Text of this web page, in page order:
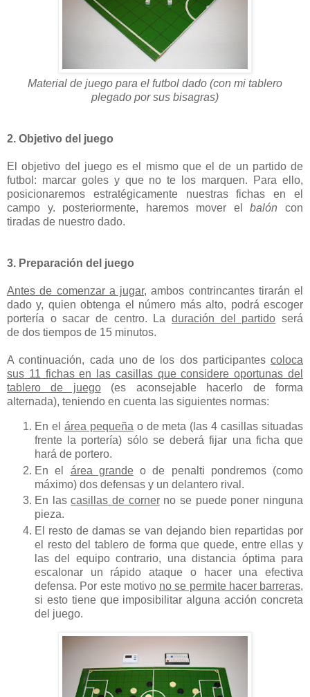
Material de juego para el futbol dado (con mi tablero
plegado por sus bisagras)
2. Objetivo del juego
El objetivo del juego es el mismo que el de un partido de
futbol: marcar goles y que no te los marquen. Para ello,
posicionaremos estratégicamente nuestras fichas en el
campo y. posteriormente, haremos mover elbalón con
tiradas de nuestro dado.
3. Preparación del juego
Antes de comenzar a jugar, ambos contrincantes tirarán el
dado y, quien obtenga el número más alto, podrá escoger
portería o sacar de centro. La duración del partido será
de dos tiempos de 15 minutos.
A continuación, cada uno de los dos participantes coloca
sus 11 fichas en las casillas que considere oportunas del
tablero de juego(es aconsejable hacerlo de forma
alternada), teniendo en cuenta las siguientes normas:
En el área pequeña o de meta (las 4 casillas situadas
frente la portería) sólo se deberá fijar una ficha que
hará de portero.
En el área grandeo de penalti pondremos (como
máximo) dos defensas y un delantero rival.
En lascasillas de cornerno se puede poner ninguna
pieza.
El resto de damas se van dejando bien repartidas por
el resto del tablero de forma que quede, entre ellas y
las del equipo contrario, una distancia óptima para
escalonar un rápido ataque o hacer una efectiva
defensa. Por este motivo no se permite hacer barreras,
si esto tiene que imposibilitar alguna acción concreta
del juego.